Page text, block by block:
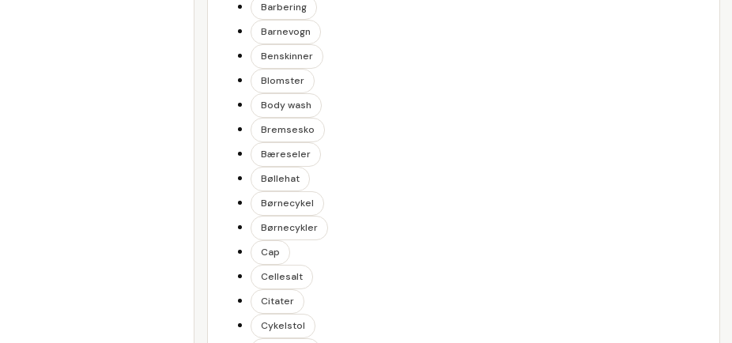
Barbering
Barnevogn
Benskinner
Blomster
Body wash
Bremsesko
Bæreseler
Bøllehat
Børnecykel
Børnecykler
Cap
Cellesalt
Citater
Cykelstol